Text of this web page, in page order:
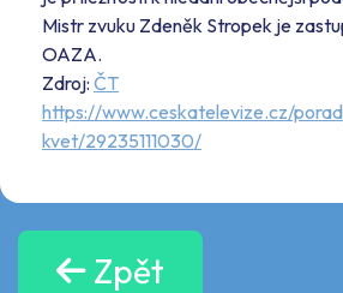
Mistr zvuku Zdeněk Stropek je
OAZA.
Zdroj: ČT
https://www.ceskatelevize.cz/
kvet/29235111030/
Zpět